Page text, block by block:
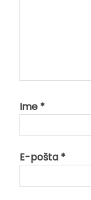
Ime *
E-pošta *